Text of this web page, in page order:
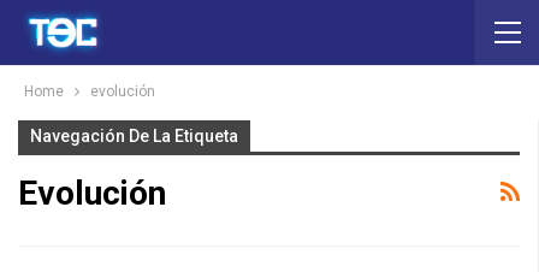
Home evolución
Navegación De La Etiqueta
Evolución